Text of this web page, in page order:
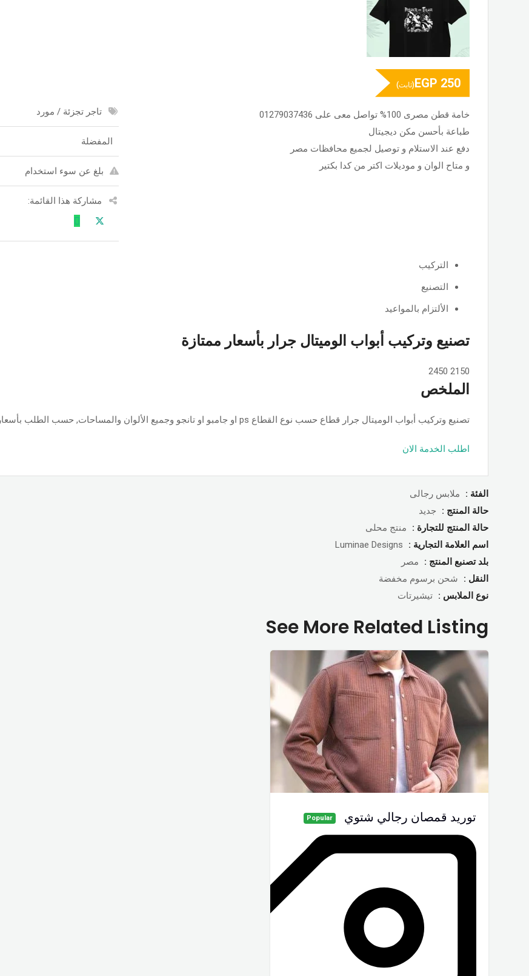
EGP 250 (ثابت)
خامة قطن مصرى 100% تواصل معى على 01279037436
طباعة بأحسن مكن ديجيتال
دفع عند الاستلام و توصيل لجميع محافظات مصر
و متاح الوان و موديلات اكتر من كدا بكتير
تاجر تجزئة / مورد
المفضلة
بلغ عن سوء استخدام
مشاركة هذا القائمة:
التركيب
التصنيع
الألتزام بالمواعيد
تصنيع وتركيب أبواب الوميتال جرار بأسعار ممتازة
2150
2450
الملخص
تصنيع وتركيب أبواب الوميتال جرار قطاع حسب نوع القطاع ps او جامبو او تانجو وجميع الألوان والمساحات, حسب الطلب بأسعار ممتازة.
اطلب الخدمة الان
الفئة :
ملابس رجالى
حالة المنتج :
جديد
حالة المنتج للتجارة :
منتج محلى
اسم العلامة التجارية :
Luminae Designs
بلد تصنبع المنتج :
مصر
النقل :
شحن برسوم مخفضة
نوع الملابس : تيشيرتات
See More Related Listing
توريد قمصان رجالي شتوي Popular